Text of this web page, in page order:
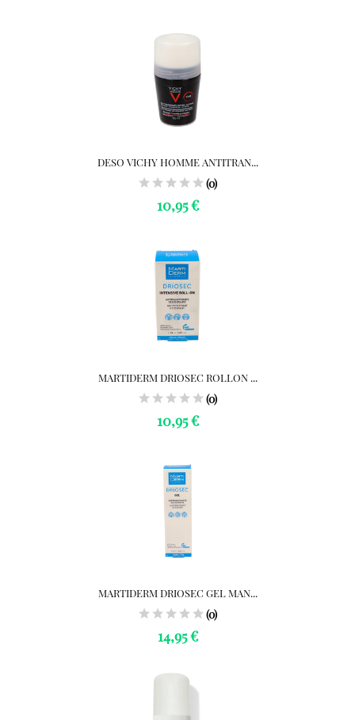
DESO VICHY HOMME ANTITRAN...
(0)
10,95 €
MARTIDERM DRIOSEC ROLLON ...
(0)
10,95 €
MARTIDERM DRIOSEC GEL MAN...
(0)
14,95 €